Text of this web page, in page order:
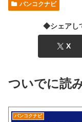
バンコクナビ
◆シェアし
X
ついでに読
バンコクナビ